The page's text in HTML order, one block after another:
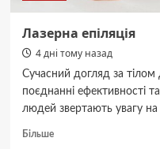
Лазерна епіляція
4 дні тому назад
Сучасний догляд за тілом
поєднанні ефективності
людей звертають увагу на
БільшеДокладніше